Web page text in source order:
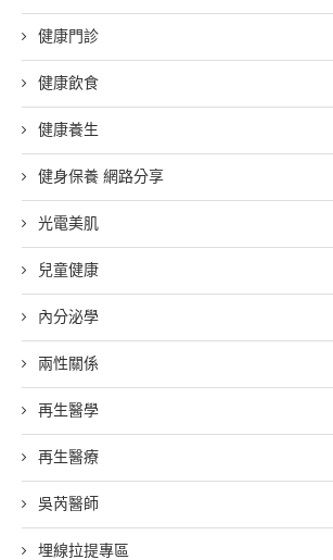
健康門診
健康飲食
健康養生
健身保養 網路分享
光電美肌
兒童健康
內分泌學
兩性關係
再生醫學
再生醫療
吳芮醫師
埋線拉提專區